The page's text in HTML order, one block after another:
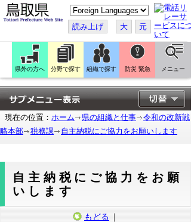
こ
の
ペ
ー
ジ
翻
訳
す
る
読み上げ 大 元
県外の方へ 分野で探す 組織で探す 防災 緊急 メニュー
現在の位置： ホーム 県の組織と仕事
令和の改新戦
略本部
税務課 自主納税にご協力をお願いします
自主納税にご協力をお願
いします
もどる ｜